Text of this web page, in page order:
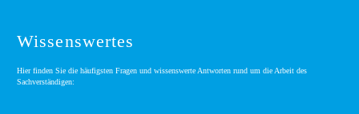
Wissenswertes
Hier finden Sie die häufigsten Fragen und wissenswerte Antworten rund um die Arbeit des
Sachverständigen: